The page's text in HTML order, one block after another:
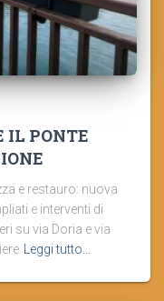
IL PONTE
e restauro: nuova
e interventi di
su via Doria e via
Leggi tutto…